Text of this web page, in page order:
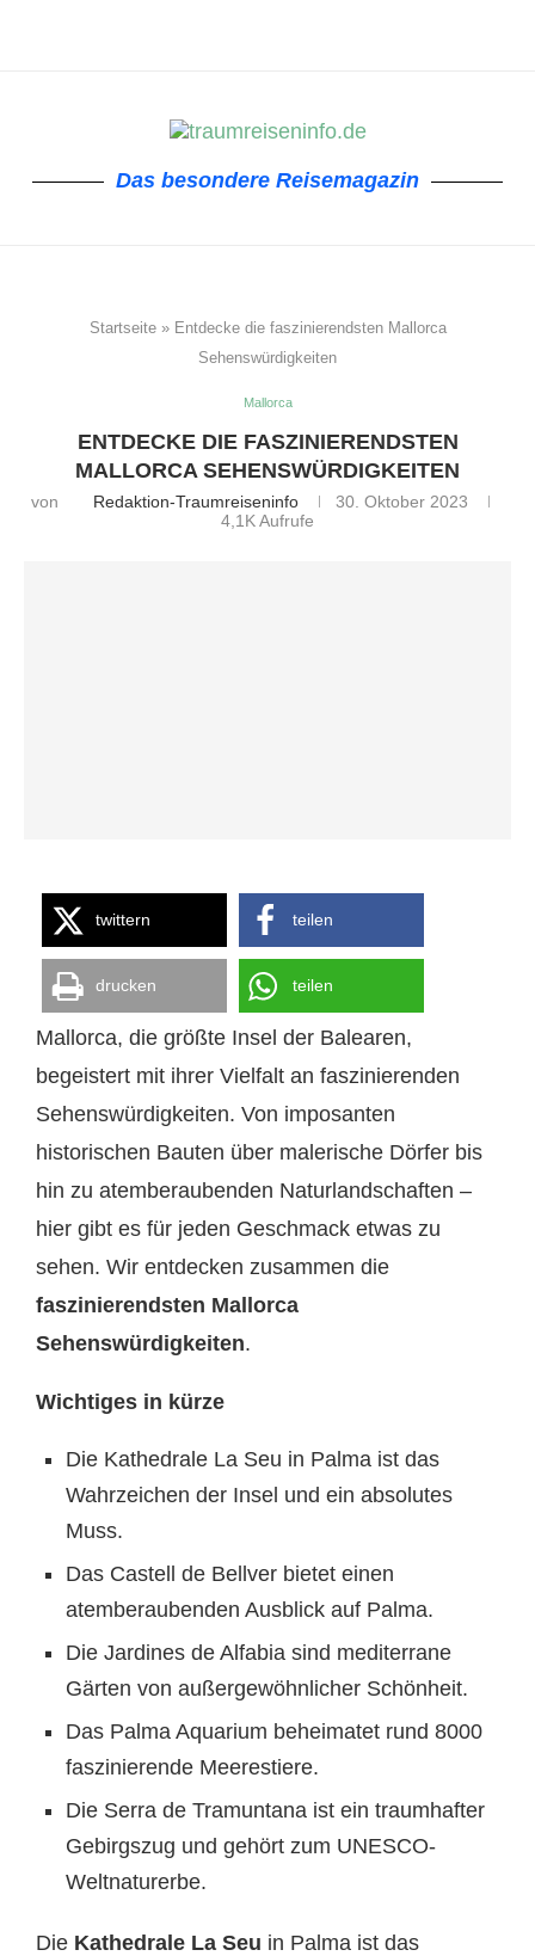
Das besondere Reisemagazin
Startseite» Entdecke die faszinierendsten Mallorca
Sehenswürdigkeiten
Mallorca
ENTDECKE DIE FASZINIERENDSTEN
MALLORCA SEHENSWÜRDIGKEITEN
von Redaktion-Traumreiseninfo
30. Oktober 2023
4,1KAufrufe
twittern teilen
drucken teilen
Mallorca, die größte Insel der Balearen,
begeistert mit ihrer Vielfalt an faszinierenden
Sehenswürdigkeiten. Von imposanten
historischen Bauten über malerische Dörfer bis
hin zu atemberaubenden Naturlandschaften –
hier gibt es für jeden Geschmack etwas zu
sehen. Wir entdecken zusammen die
faszinierendsten Mallorca
Sehenswürdigkeiten.
Wichtiges in kürze
Die Kathedrale La Seu in Palma ist das
Wahrzeichen der Insel und ein absolutes
Muss.
Das Castell de Bellver bietet einen
atemberaubenden Ausblick auf Palma.
Die Jardines de Alfabia sind mediterrane
Gärten von außergewöhnlicher Schönheit.
Das Palma Aquarium beheimatet rund 8000
faszinierende Meerestiere.
Die Serra de Tramuntana ist ein traumhafter
Gebirgszug und gehört zum UNESCO-
Weltnaturerbe.
Die Kathedrale La Seu in Palma ist das